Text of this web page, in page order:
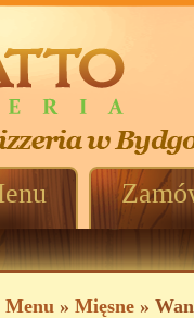
Menu » Mięsne »